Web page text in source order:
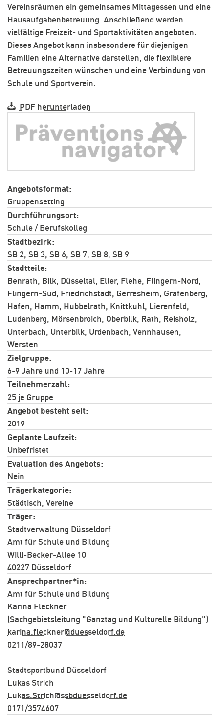
Vereinsräumen ein gemeinsames Mittagessen und eine
Hausaufgabenbetreuung. Anschließend werden
vielfältige Freizeit- und Sportaktivitäten angeboten.
Dieses Angebot kann insbesondere für diejenigen
Familien eine Alternative darstellen, die flexiblere
Betreuungszeiten wünschen und eine Verbindung von
Schule und Sportverein.
PDF herunterladen
Angebotsformat
Gruppensetting
Durchführungsort
Schule / Berufskolleg
Stadtbezirk
SB 2, SB 3, SB 6, SB 7, SB 8, SB 9
Stadtteile
Benrath, Bilk, Düsseltal, Eller, Flehe, Flingern-Nord,
Flingern-Süd, Friedrichstadt, Gerresheim, Grafenberg,
Hafen, Hamm, Hubbelrath, Knittkuhl, Lierenfeld,
Ludenberg, Mörsenbroich, Oberbilk, Rath, Reisholz,
Unterbach, Unterbilk, Urdenbach, Vennhausen,
Wersten
Zielgruppe
6-9 Jahre und 10-17 Jahre
Teilnehmerzahl
25 je Gruppe
Angebot besteht seit
2019
Geplante Laufzeit
Unbefristet
Evaluation des Angebots
Nein
Trägerkategorie
Städtisch, Vereine
Träger
Stadtverwaltung Düsseldorf
Amt für Schule und Bildung
Willi-Becker-Allee 10
40227 Düsseldorf
Ansprechpartner*in
Amt für Schule und Bildung
Karina Fleckner
(Sachgebietsleitung "Ganztag und Kulturelle Bildung")
karina.fleckner@duesseldorf.de
0211/89-28037
Stadtsportbund Düsseldorf
Lukas Strich
Lukas.Strich@ssbduesseldorf.de
0171/3574607